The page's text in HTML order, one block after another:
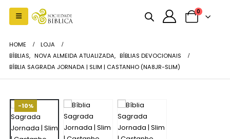
0
HOME
LOJA
BÍBLIAS, NOVA ALMEIDA ATUALIZADA, BÍBLIAS DEVOCIONAIS
BÍBLIA SAGRADA JORNADA | SLIM | CASTANHO (NA8JR-SLIM)
-10%